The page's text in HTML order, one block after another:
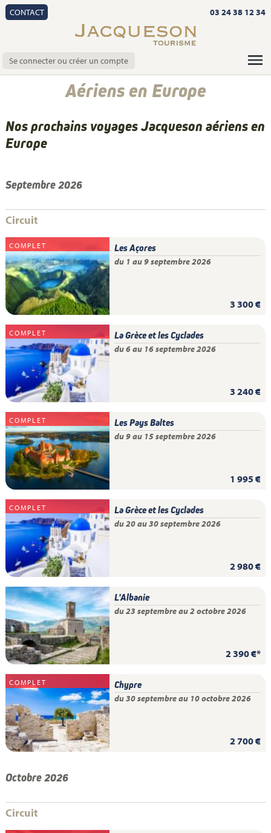
CONTACT 03 24 38 12 34
Se connecter ou créer un compte
Aériens en Europe
Nos prochains voyages Jacqueson aériens en
Europe
Septembre 2026
Circuit
COMPLET Les Açores
du 1 au 9 septembre 2026
3 300 €
COMPLET La Grèce et les Cyclades
du 6 au 16 septembre 2026
3 240 €
COMPLET Les Pays Baltes
du 9 au 15 septembre 2026
1 995 €
COMPLET La Grèce et les Cyclades
du 20 au 30 septembre 2026
2 980 €
L'Albanie
du 23 septembre au 2 octobre 2026
2 390 €*
COMPLET Chypre
du 30 septembre au 10 octobre 2026
2 700 €
Octobre 2026
Circuit